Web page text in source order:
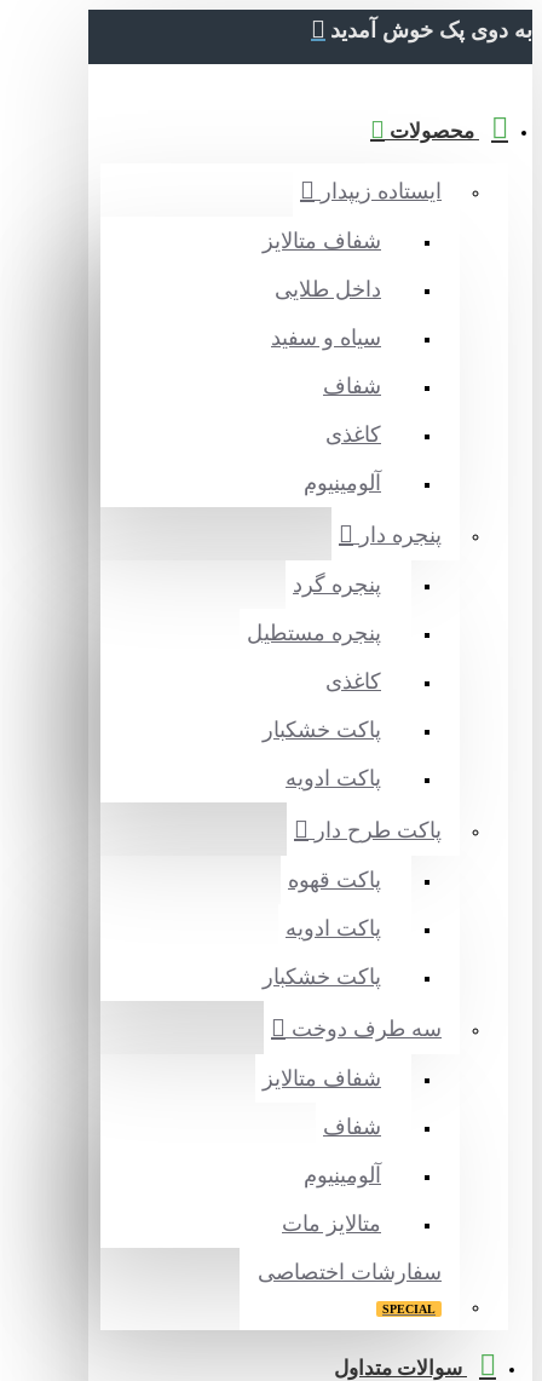
پک خوش آمدید
محصولات
ایستاده زیپدار
شفاف متالایز
داخل طلایی
سیاه و سفید
شفاف
کاغذی
آلومینیوم
پنجره دار
پنجره گرد
پنجره مستطیل
کاغذی
پاکت خشکبار
پاکت ادویه
پاکت طرح دار
پاکت قهوه
پاکت ادویه
پاکت خشکبار
سه طرف دوخت
شفاف متالایز
شفاف
آلومینیوم
متالایز مات
سفارشات اختصاصی
SPECIAL
سوالات متداول